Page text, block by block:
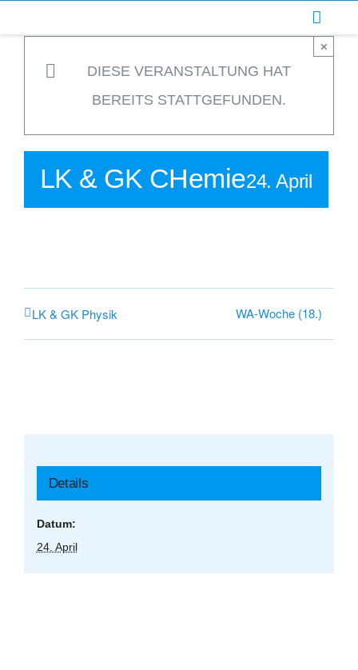
DIESE VERANSTALTUNG HAT
BEREITS STATTGEFUNDEN.
×
LK & GK CHemie24. April
LK & GK Physik WA-Woche (18.)
Details
Datum:
24. April